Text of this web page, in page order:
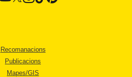
Recomanacions
Publicacions
Mapes/GIS